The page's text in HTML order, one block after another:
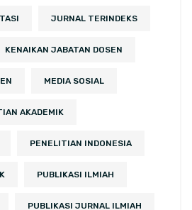
JURNAL TERINDEKS
KENAIKAN JABATAN DOSEN
MEDIA SOSIAL
AKADEMIK
PENELITIAN INDONESIA
PUBLIKASI ILMIAH
PUBLIKASI JURNAL ILMIAH